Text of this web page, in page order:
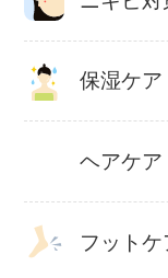
保湿ケア
ヘアケア
フット